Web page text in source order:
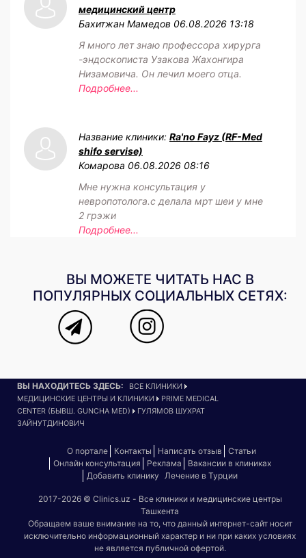
медицинский центр
Бахитжан Мамедов 06.08.2026 13:18
Я много лет знаю профессора хирурга
-эндоскописта Узакова Жахонгира
Низамовича. Он лечил моего отца.
Подробнее...
Название клиники: Ra'no Fayz (RF-Med
shifo servise)
Комарова 06.08.2026 08:16
Мне нужна консультация у
невропотолога.с делала мрт шеи у мне
2 грэжи
Подробнее...
ВЫ МОЖЕТЕ ЧИТАТЬ НАС В
ПОПУЛЯРНЫХ СОЦИАЛЬНЫХ СЕТЯХ:
ВЫ НАХОДИТЕСЬ ЗДЕСЬ:
ВСЕ КЛИНИКИ
МЕДИЦИНСКИЕ ЦЕНТРЫ И КЛИНИКИ
PRIME MEDICAL
CENTER (БЫВШ. GUNCHA MED)
ГУЛЯМОВ ШУХРАТ
ЗАЙНУТДИНОВИЧ
О портале Контакты Написать отзыв
Статьи
Онлайн консультация
Реклама
Вакансии в клиниках
Добавить клинику
Лечение в Турции
2017-2026 © Clinics.uz - Все клиники и медицинские центры
Ташкента
Обращаем ваше внимание на то, что данный интернет-сайт носит
исключительно информационный характер и ни при каких условиях
не является публичной офертой.